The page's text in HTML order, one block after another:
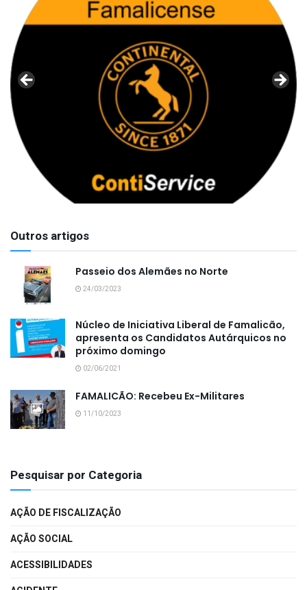
Outros artigos
Passeio dos Alemães no Norte
24/03/2023
Núcleo de Iniciativa Liberal de Famalicão,
apresenta os Candidatos Autárquicos no
próximo domingo
02/06/2021
FAMALICÃO: Recebeu Ex-Militares
11/10/2023
Pesquisar por Categoria
AÇÃO DE FISCALIZAÇÃO
AÇÃO SOCIAL
ACESSIBILIDADES